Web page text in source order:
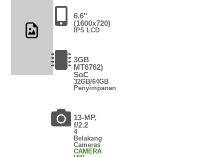
6.6"
(1600x720)
IPS LCD
3GB
MT6762)
SoC
32GB/64GB
Penyimpanan
13-MP,
f/2.2
4
Belakang
Cameras
CAMERA